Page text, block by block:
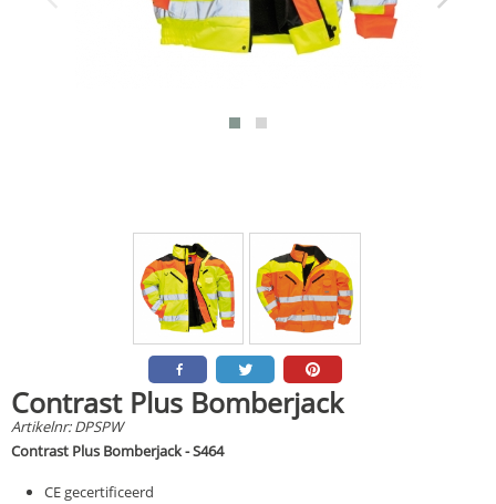
Contrast Plus Bomberjack
Artikelnr: DPSPW
Contrast Plus Bomberjack - S464
CE gecertificeerd